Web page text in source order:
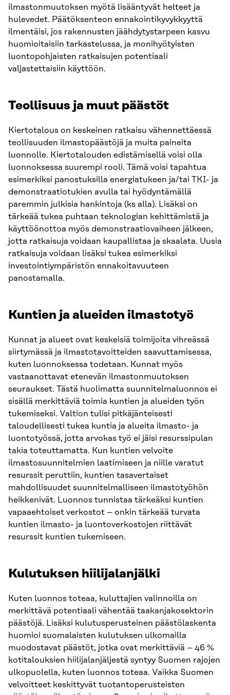
ilmastonmuutoksen myötä lisääntyvät helteet ja
hulevedet. Päätöksenteon ennakointikyvykkyyttä
ilmentäisi, jos rakennusten jäähdytystarpeen kasvu
huomioitaisiin tarkastelussa, ja monihyötyisten
luontopohjaisten ratkaisujen potentiaali
valjastettaisiin käyttöön.
Teollisuus ja muut päästöt
Kiertotalous on keskeinen ratkaisu vähennettäessä
teollisuuden ilmastopäästöjä ja muita paineita
luonnolle. Kiertotalouden edistämisellä voisi olla
luonnoksessa suurempi rooli. Tämä voisi tapahtua
esimerkiksi panostuksilla energiatukeen ja/tai TKI- ja
demonstraatiotukien avulla tai hyödyntämällä
paremmin julkisia hankintoja (ks alla). Lisäksi on
tärkeää tukea puhtaan teknologian kehittämistä ja
käyttöönottoa myös demonstraatiovaiheen jälkeen,
jotta ratkaisuja voidaan kaupallistaa ja skaalata. Uusia
ratkaisuja voidaan lisäksi tukea esimerkiksi
investointiympäristön ennakoitavuuteen
panostamalla.
Kuntien ja alueiden ilmastotyö
Kunnat ja alueet ovat keskeisiä toimijoita vihreässä
siirtymässä ja ilmastotavoitteiden saavuttamisessa,
kuten luonnoksessa todetaan. Kunnat myös
vastaanottavat etenevän ilmastonmuutoksen
seuraukset. Tästä huolimatta suunnitelmaluonnos ei
sisällä merkittäviä toimia kuntien ja alueiden työn
tukemiseksi. Valtion tulisi pitkäjänteisesti
taloudellisesti tukea kuntia ja alueita ilmasto- ja
luontotyössä, jotta arvokas työ ei jäisi resurssipulan
takia toteuttamatta. Kun kuntien velvoite
ilmastosuunnitelmien laatimiseen ja niille varatut
resurssit peruttiin, kuntien tasavertaiset
mahdollisuudet suunnitelmalliseen ilmastotyöhön
heikkenivät. Luonnos tunnistaa tärkeäksi kuntien
vapaaehtoiset verkostot – onkin tärkeää turvata
kuntien ilmasto- ja luontoverkostojen riittävät
resurssit kuntien tukemiseen.
Kulutuksen hiilijalanjälki
Kuten luonnos toteaa, kuluttajien valinnoilla on
merkittävä potentiaali vähentää taakanjakosektorin
päästöjä. Lisäksi kulutusperusteinen päästölaskenta
huomioi suomalaisten kulutuksen ulkomailla
muodostavat päästöt, jotka ovat merkittäviä – 46 %
kotitalouksien hiilijalanjäljestä syntyy Suomen rajojen
ulkopuolella, kuten luonnos toteaa. Vaikka Suomen
velvoitteet keskittyvät tuotantoperusteisten